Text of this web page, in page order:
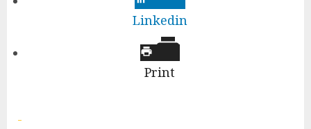
Linkedin
Print